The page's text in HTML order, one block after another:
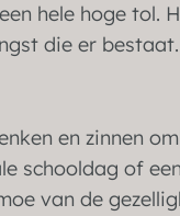
hele hoge tol.
die er bestaat.
en zinnen
schooldag of
van de